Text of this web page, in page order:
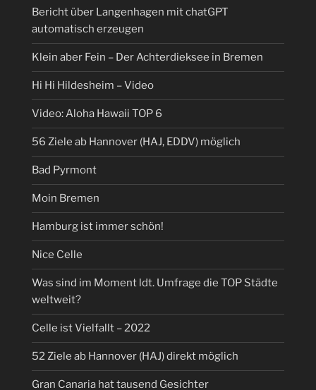
Bericht über Langenhagen mit chatGPT
automatisch erzeugen
Klein aber Fein – Der Achterdieksee in Bremen
Hi Hi Hildesheim – Video
Video: Aloha Hawaii TOP 6
56 Ziele ab Hannover (HAJ, EDDV) möglich
Bad Pyrmont
Moin Bremen
Hamburg ist immer schön!
Nice Celle
Was sind im Moment ldt. Umfrage die TOP Städte
weltweit?
Celle ist Vielfallt – 2022
52 Ziele ab Hannover (HAJ) direkt möglich
Gran Canaria hat tausend Gesichter